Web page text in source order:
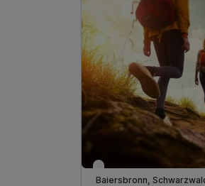
Verfügbar bis November